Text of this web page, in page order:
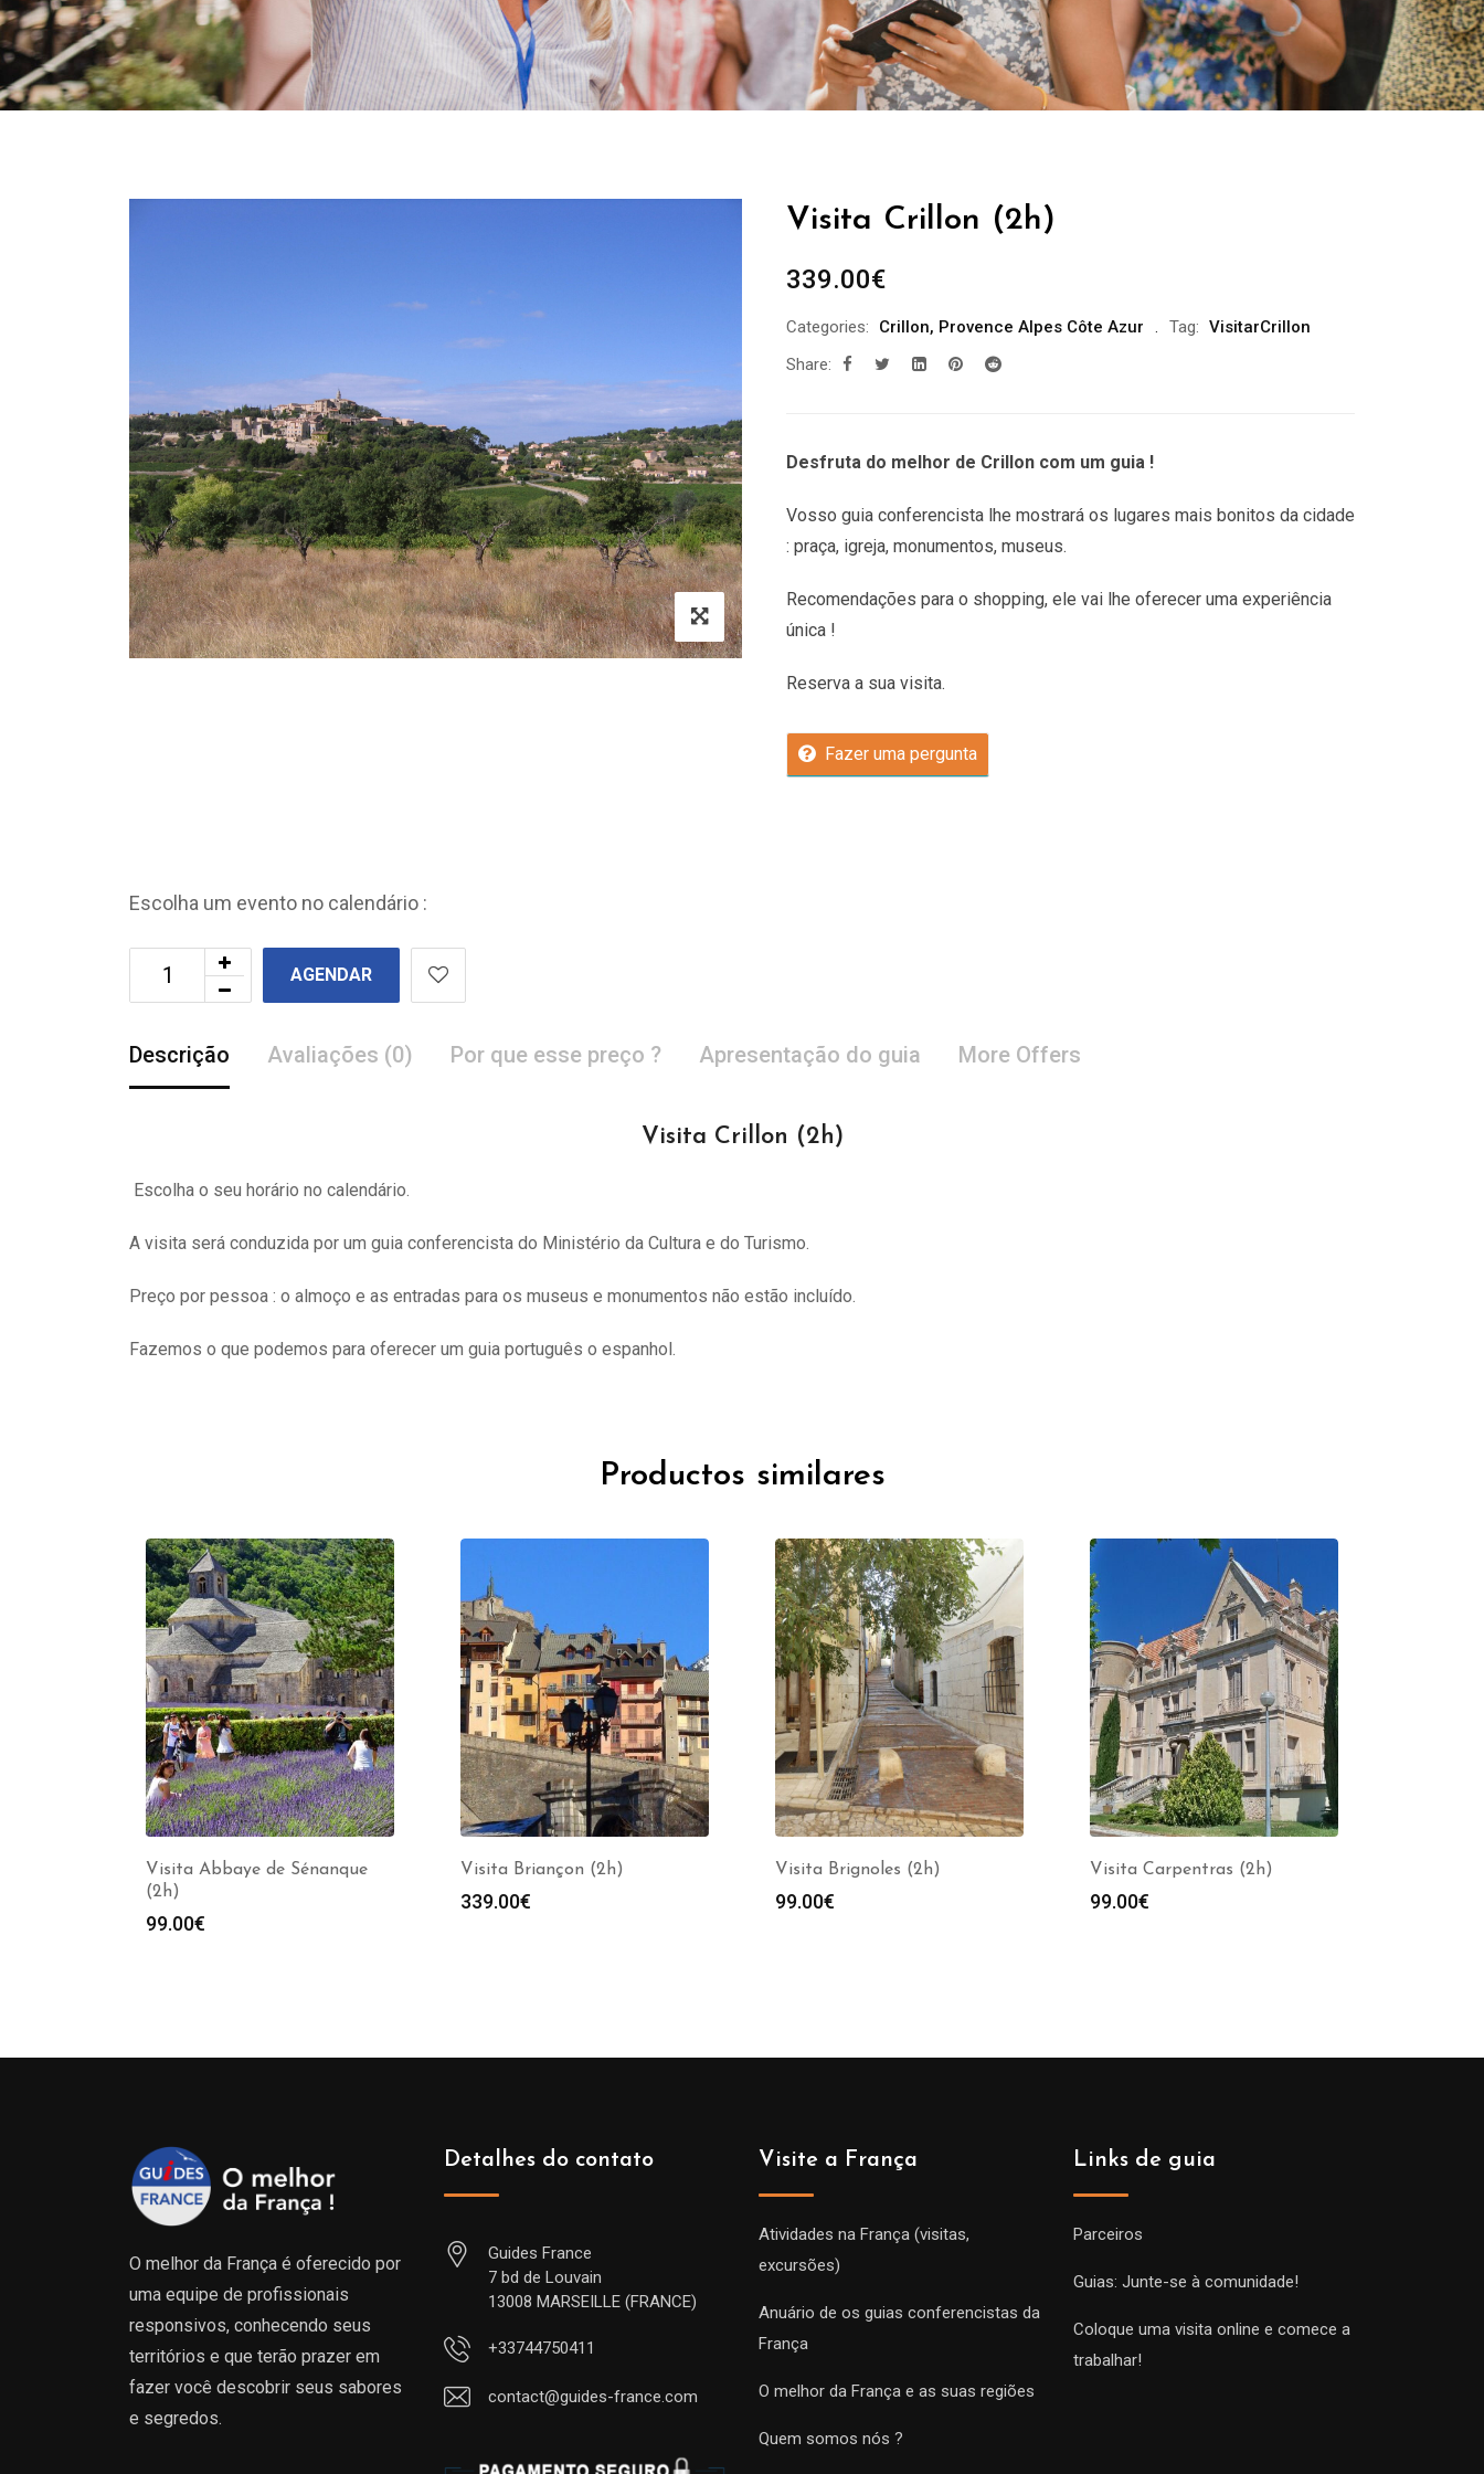
Visita Crillon (2h)
339.00€
Categories: Crillon, Provence Alpes Côte Azur Tag: VisitarCrillon
Share:
Desfruta do melhor de Crillon com um guia !
Vosso guia conferencista lhe mostrará os lugares mais bonitos da cidade
: praça, igreja, monumentos, museus.
Recomendações para o shopping, ele vai lhe oferecer uma experiência
única !
Reserva a sua visita.
Fazer uma pergunta
Escolha um evento no calendário :
AGENDAR
Descrição Avaliações (0) Por que esse preço ? Apresentação do guia More Offers
Visita Crillon (2h)
Escolha o seu horário no calendário.
A visita será conduzida por um guia conferencista do Ministério da Cultura e do Turismo.
Preço por pessoa : o almoço e as entradas para os museus e monumentos não estão incluído.
Fazemos o que podemos para oferecer um guia português o espanhol.
Productos similares
Visita Abbaye de Sénanque
(2h)
99.00€
Visita Briançon (2h)
339.00€
Visita Brignoles (2h)
99.00€
Visita Carpentras (2h)
99.00€
O melhor da França é oferecido por
uma equipe de profissionais
responsivos, conhecendo seus
territórios e que terão prazer em
fazer você descobrir seus sabores
e segredos.
Detalhes do contato
Guides France
7 bd de Louvain
13008 MARSEILLE (FRANCE)
+33744750411
contact@guides-france.com
Visite a França
Atividades na França (visitas,
excursões)
Anuário de os guias conferencistas da
França
O melhor da França e as suas regiões
Quem somos nós ?
Links de guia
Parceiros
Guias: Junte-se à comunidade!
Coloque uma visita online e comece a
trabalhar!